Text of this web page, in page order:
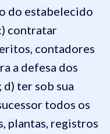
do estabelecido
contratar
contadores
a defesa dos
d) ter sob sua
todos os
plantas, registros